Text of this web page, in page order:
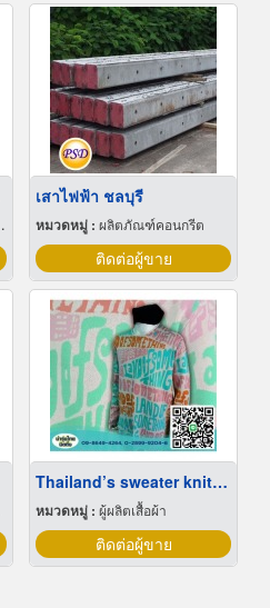
เสาไฟฟ้า ชลบุรี
หมวดหมู่ : ผลิตภัณฑ์คอนกรีต
ติดต่อผู้ขาย
Thailand’s sweater knitted made to order.
หมวดหมู่ : ผู้ผลิตเสื้อผ้า
ติดต่อผู้ขาย